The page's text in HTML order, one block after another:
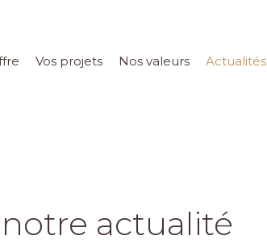
Vos projets Nos valeurs Actualités
notre actualité